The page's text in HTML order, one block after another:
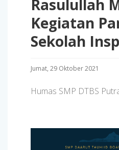
Rasulullah
Kegiatan
Sekolah
Jumat, 29 Oktober 2021
Humas SMP DTBS